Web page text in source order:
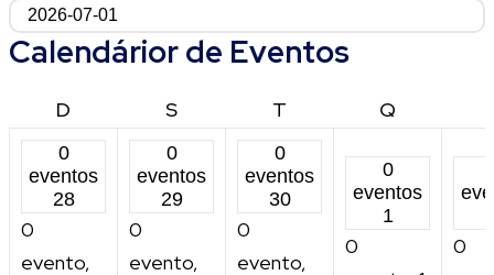
Calendárior de Eventos
DDOMINGOSSEGUNDA-
FEIRA
TTERÇA-
FEIRA
QQUARTA-
0
eventos
28
0
evento,
0
eventos
29
0
evento,
0
eventos
30
0
evento,
0
eventos
1
0
0